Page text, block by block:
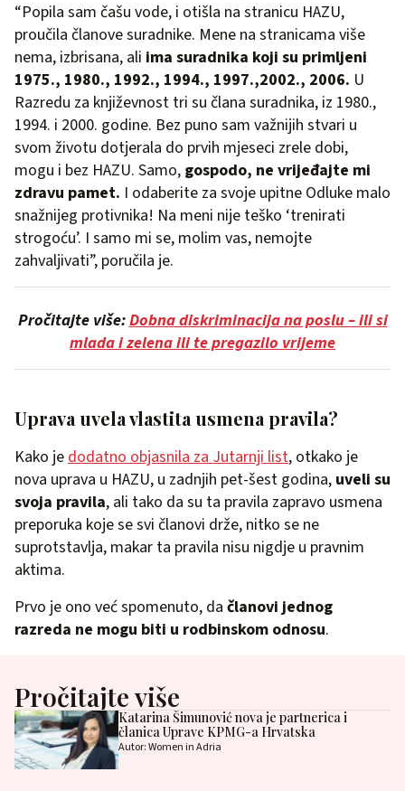
“Popila sam čašu vode, i otišla na stranicu HAZU,
proučila članove suradnike. Mene na stranicama više
nema, izbrisana, ali ima suradnika koji su primljeni
1975., 1980., 1992., 1994., 1997.,2002., 2006. U
Razredu za književnost tri su člana suradnika, iz 1980.,
1994. i 2000. godine. Bez puno sam važnijih stvari u
svom životu dotjerala do prvih mjeseci zrele dobi,
mogu i bez HAZU. Samo, gospodo, ne vrijeđajte mi
zdravu pamet. I odaberite za svoje upitne Odluke malo
snažnijeg protivnika! Na meni nije teško ‘trenirati
strogoću’. I samo mi se, molim vas, nemojte
zahvaljivati”, poručila je.
Pročitajte više:Dobna diskriminacija na poslu – ili si
mlada i zelena ili te pregazilo vrijeme
Uprava uvela vlastita usmena pravila?
Kako jedodatno objasnila za Jutarnji list, otkako je
nova uprava u HAZU, u zadnjih pet-šest godina, uveli su
svoja pravila, ali tako da su ta pravila zapravo usmena
preporuka koje se svi članovi drže, nitko se ne
suprotstavlja, makar ta pravila nisu nigdje u pravnim
aktima.
Prvo je ono već spomenuto, da članovi jednog
razreda ne mogu biti u rodbinskom odnosu.
Pročitajte više
Katarina Šimunović nova je partnerica i
članica Uprave KPMG-a Hrvatska
Autor: Women in Adria